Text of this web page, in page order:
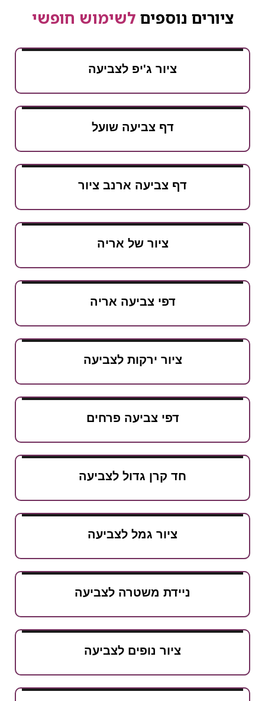
נוספים לשימוש חופשי
ציור ג'יפ לצביעה
דף צביעה שועל
דף צביעה ארנב ציור
ציור של אריה
דפי צביעה אריה
ציור ירקות לצביעה
דפי צביעה פרחים
חד קרן גדול לצביעה
ציור גמל לצביעה
ניידת משטרה לצביעה
ציור נופים לצביעה